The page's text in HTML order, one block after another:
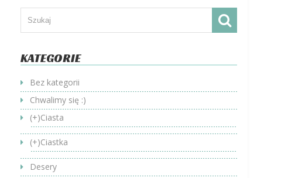
KATEGORIE
Bez kategorii
Chwalimy się :)
(+)Ciasta
(+)Ciastka
Desery